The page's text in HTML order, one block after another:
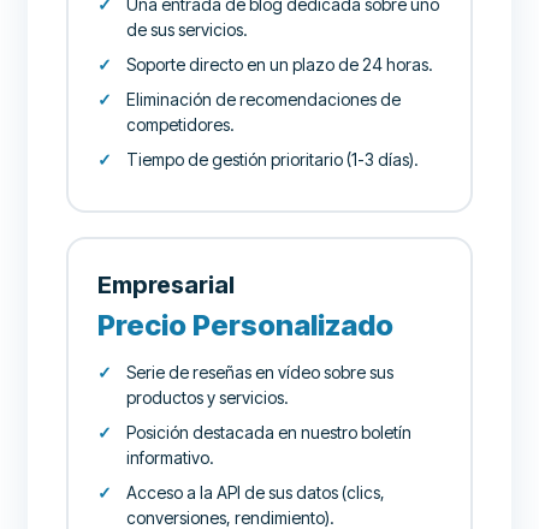
Una entrada de blog dedicada sobre uno
de sus servicios.
Soporte directo en un plazo de 24 horas.
Eliminación de recomendaciones de
competidores.
Tiempo de gestión prioritario (1-3 días).
Empresarial
Precio Personalizado
Serie de reseñas en vídeo sobre sus
productos y servicios.
Posición destacada en nuestro boletín
informativo.
Acceso a la API de sus datos (clics,
conversiones, rendimiento).